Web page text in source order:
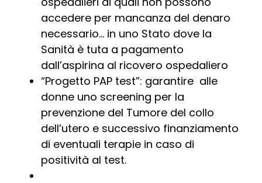
accedere per mancanza del denaro
necessario… in uno Stato dove la
Sanità è tuta a pagamento
dall’aspirina al ricovero ospedaliero
“Progetto PAP test”: garantire alle
donne uno screening per la
prevenzione del Tumore del collo
dell’utero e successivo finanziamento
di eventuali terapie in caso di
positività al test.